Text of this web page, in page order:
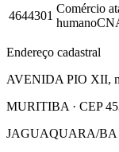
4644301
Comércio
humano
Endereço cadastral
AVENIDA PIO XII,
MURITIBA · CEP
JAGUAQUARA/BA